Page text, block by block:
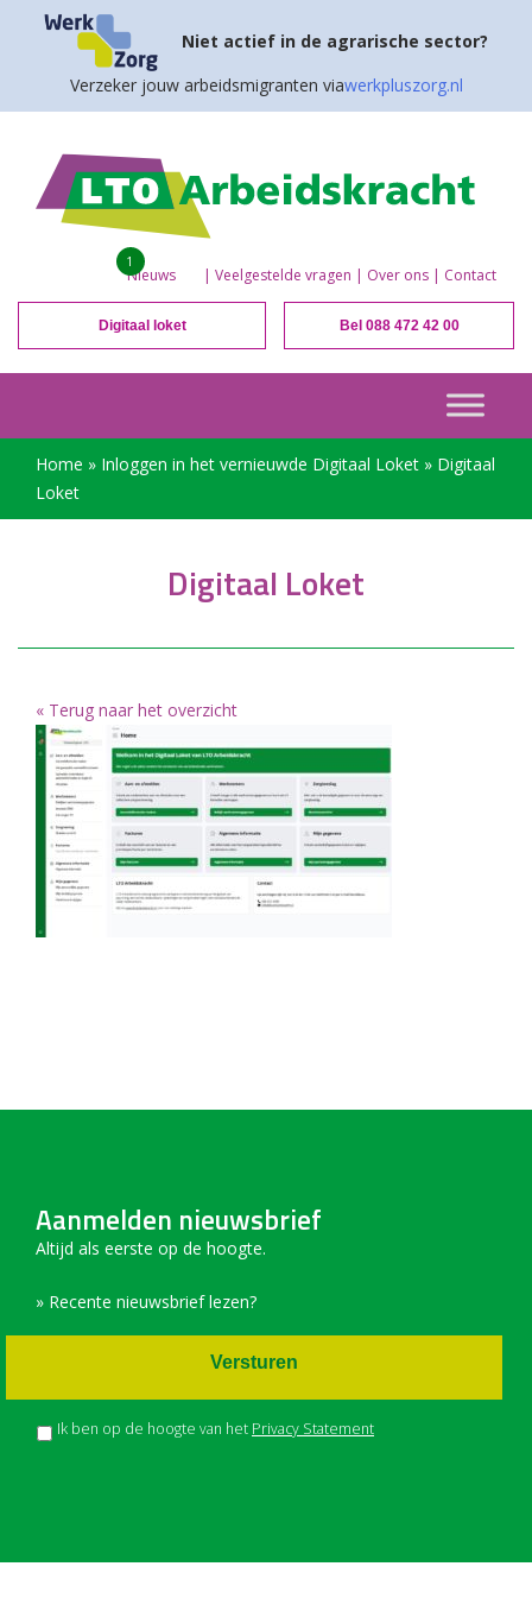
Niet actief in de agrarische sector?
Verzeker jouw arbeidsmigranten viawerkpluszorg.nl
Nieuws
1
| Veelgestelde vragen | Over ons | Contact
Digitaal loket Bel 088 472 42 00
Home » Inloggen in het vernieuwde Digitaal Loket » Digitaal
Loket
Digitaal Loket
« Terug naar het overzicht
Aanmelden nieuwsbrief
Altijd als eerste op de hoogte.
» Recente nieuwsbrief lezen?
Ik ben op de hoogte van het Privacy Statement
Versturen